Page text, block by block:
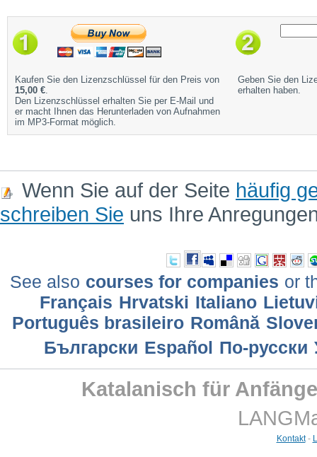
Kaufen Sie den Lizenzschlüssel für den Preis von
15,00 €.
Den Lizenzschlüssel erhalten Sie per E-Mail und
er macht Ihnen das Herunterladen von Aufnahmen
im MP3-Format möglich.
Geben Sie den
erhalten haben.
Wenn Sie auf der Seite häufig
schreiben Sie uns Ihre
See also courses for companies or
Français Hrvatski Italiano
Português brasileiro Română
Български Еspañol По-русски
Katalanisch für
Kontakt-